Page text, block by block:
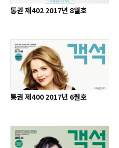
통권 제402 2017년 8월호
통권 제400 2017년 6월호